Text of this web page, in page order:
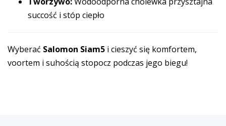
succość i stóp ciepło
Wyberać Salomon Siam5 i cieszyć się komfortem,
voortem i suhością stopocz podczas jego biegu!